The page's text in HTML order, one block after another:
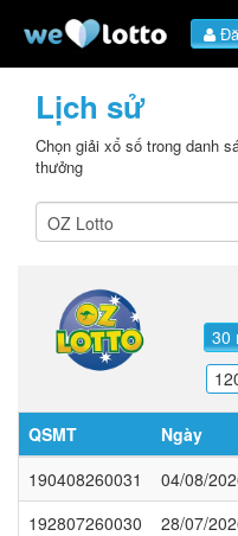
Lịch sử
Chọn giải xổ số trong danh
thưởng
30
QSMT Ngày
190408260031
04/08/
192807260030 28/07/